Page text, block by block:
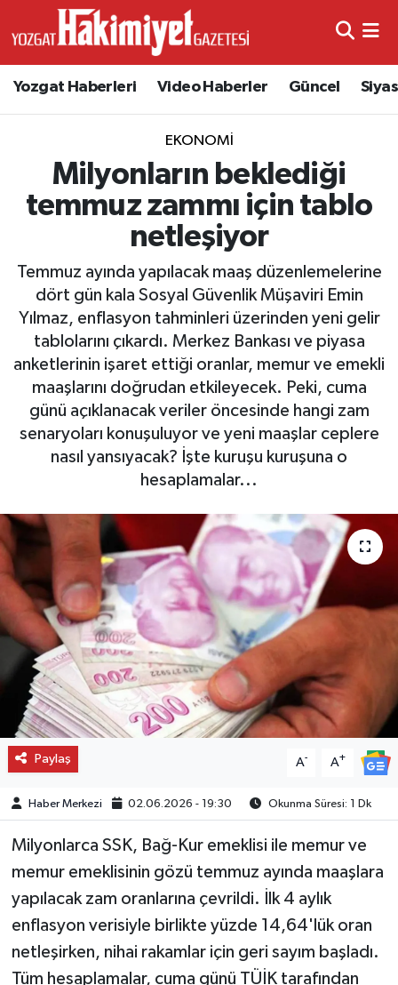
Yozgat Haberleri Video Haberler Güncel
EKONOMI
Milyonların beklediği
temmuz zammı için tablo
netleşiyor
Temmuz ayında yapılacak maaş düzenlemelerine
dört gün kala Sosyal Güvenlik Müşaviri Emin
Yılmaz, enflasyon tahminleri üzerinden yeni gelir
tablolarını çıkardı. Merkez Bankası ve piyasa
anketlerinin işaret ettiği oranlar, memur ve emekli
maaşlarını doğrudan etkileyecek. Peki, cuma
günü açıklanacak veriler öncesinde hangi zam
senaryoları konuşuluyor ve yeni maaşlar ceplere
nasıl yansıyacak? İşte kuruşu kuruşuna o
hesaplamalar...
Paylaş A- A+
Haber Merkezi 02.06.2026 - 19:30 Okunma Süresi: 1 Dk
Milyonlarca SSK, Bağ-Kur emeklisi ile memur ve
memur emeklisinin gözü temmuz ayında maaşlara
yapılacak zam oranlarına çevrildi. İlk 4 aylık
enflasyon verisiyle birlikte yüzde 14,64'lük oran
netleşirken, nihai rakamlar için geri sayım başladı.
Tüm hesaplamalar, cuma günü TÜİK tarafından